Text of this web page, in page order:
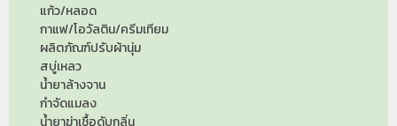
แก้ว/หลอด
กาแฟ/โอวัลติน/ครีมเทียม
ผลิตภัณฑ์ปรับผ้านุ่ม
สบู่เหลว
น้ำยาล้างจาน
กำจัดแมลง
น้ำยาฆ่าเชื้อดับกลิ่น